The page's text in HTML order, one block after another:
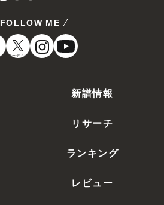
FOLLOW ME
オーディオ
新譜情報
リサーチ
ランキング
レビュー